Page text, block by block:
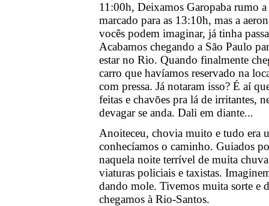
11:00h, Deixamos Garopaba rumo
marcado para as 13:10h, mas a
vocês podem imaginar, já tinha
Acabamos chegando a São Paulo
estar no Rio. Quando finalmente
carro que havíamos reservado na
com pressa. Já notaram isso? É aí
feitas e chavões pra lá de irritantes,
devagar se anda. Dali em diante...
Anoiteceu, chovia muito e tudo era
conhecíamos o caminho. Guiados
naquela noite terrível de muita
viaturas policiais e taxistas.
dando mole. Tivemos muita sorte e
chegamos à Rio-Santos.